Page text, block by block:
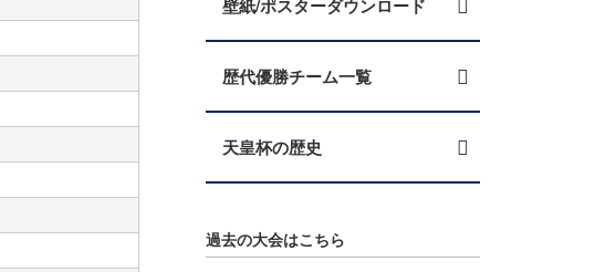
壁紙/ポスターダウンロード
歴代優勝チーム一覧
天皇杯の歴史
過去の大会はこちら